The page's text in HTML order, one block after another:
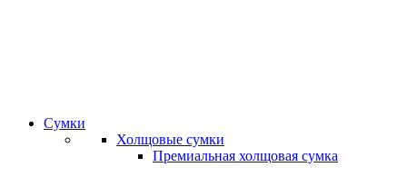
Сумки
Холщовые сумки
Премиальная холщовая сумка